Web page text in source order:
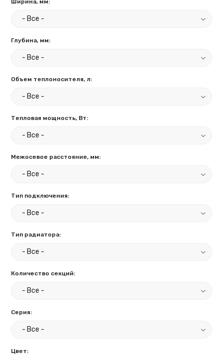
Ширина, мм:
Глубина, мм:
Объем теплоносителя, л:
Тепловая мощность, Вт:
Межосевое расстояние, мм:
Тип подключения:
Тип радиатора:
Количество секций:
Серия:
Цвет: